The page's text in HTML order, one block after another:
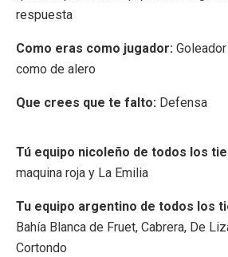
respuesta
Como eras como jugador:
como de alero
Que crees que te falto: Defensa
Tú equipo nicoleño de todos los
maquina roja y La Emilia
Tu equipo argentino de todos los
Bahía Blanca de Fruet, Cabrera, De
Cortondo